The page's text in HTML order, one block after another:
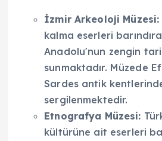
İzmir Arkeoloji Müzesi:
kalma eserleri
Anadolu'nun zengin
sunmaktadır. Müzede
Sardes antik
sergilenmektedir.
Etnografya Müzesi:
kültürüne ait eserleri